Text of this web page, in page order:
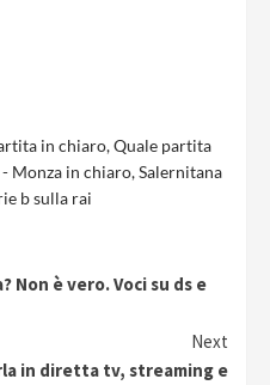
in chiaro,Quale partita
Monza in chiaro,Salernitana
b sulla rai
Non è vero. Voci su ds e
Next
in diretta tv, streaming e